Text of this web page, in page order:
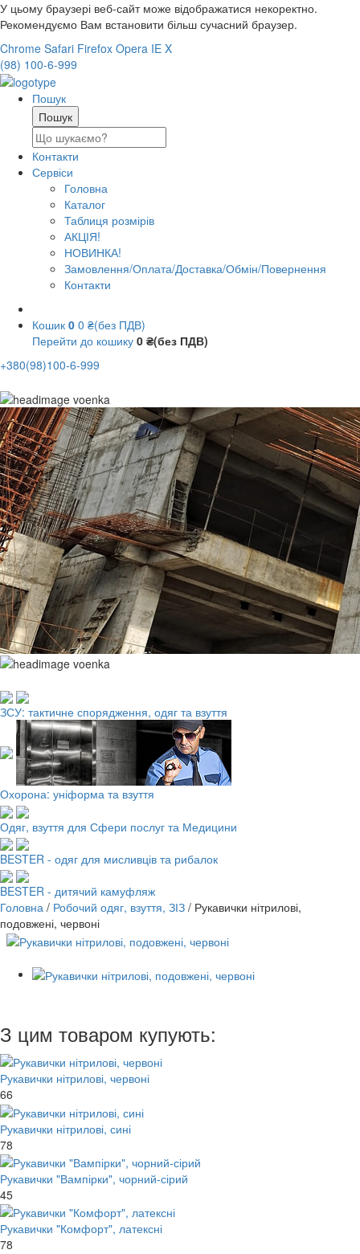
У цьому браузері веб-сайт може відображатися некоректно.
Рекомендуємо Вам встановити більш сучасний браузер.
Chrome Safari Firefox Opera IE X
(98) 100-6-999
Пошук
Контакти
Сервіси
Головна
Каталог
Таблиця розмірів
АКЦІЯ!
НОВИНКА!
Замовлення/Оплата/Доставка/Обмін/Повернення
Контакти
Кошик 0 0 ₴(без ПДВ)
Перейти до кошику 0 ₴(без ПДВ)
+380(98)100-6-999
ЗСУ: тактичне спорядження, одяг та взуття
Охорона: уніформа та взуття
Одяг, взуття для Сфери послуг та Медицини
BESTER - одяг для мисливців та рибалок
BESTER - дитячий камуфляж
Головна / Робочий одяг, взуття, ЗІЗ / Рукавички нітрилові,
подовжені, червоні
З цим товаром купують:
Рукавички нітрилові, червоні
66
Рукавички нітрилові, сині
78
Рукавички "Вампірки", чорний-сірий
45
Рукавички "Комфорт", латексні
78